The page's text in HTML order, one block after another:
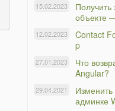
Получить
объекте
15.02.2023
Contact
p
12.02.2023
Что
Angular?
27.01.2023
Изменить
админке
29.04.2021